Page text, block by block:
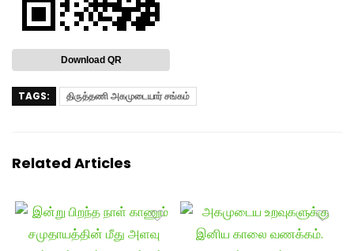
Download QR
TAGS: திருத்தணி அகமுடையார் சங்கம்
Related Articles